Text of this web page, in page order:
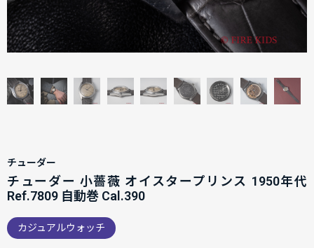
チューダー
チューダー 小薔薇 オイスタープリンス 1950年代
Ref.7809 自動巻 Cal.390
カジュアルウォッチ